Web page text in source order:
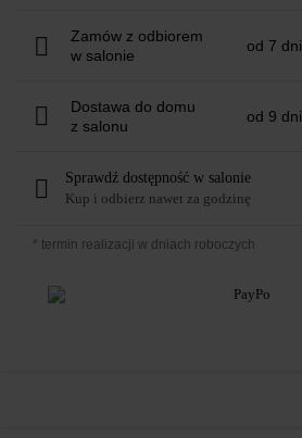
Zamów z odbiorem
w salonie
od 7 dni
Dostawa do domu
z salonu
od 9 dni
Sprawdź dostępność w salonie
Kup i odbierz nawet za godzinę
* termin realizacji w dniach roboczych